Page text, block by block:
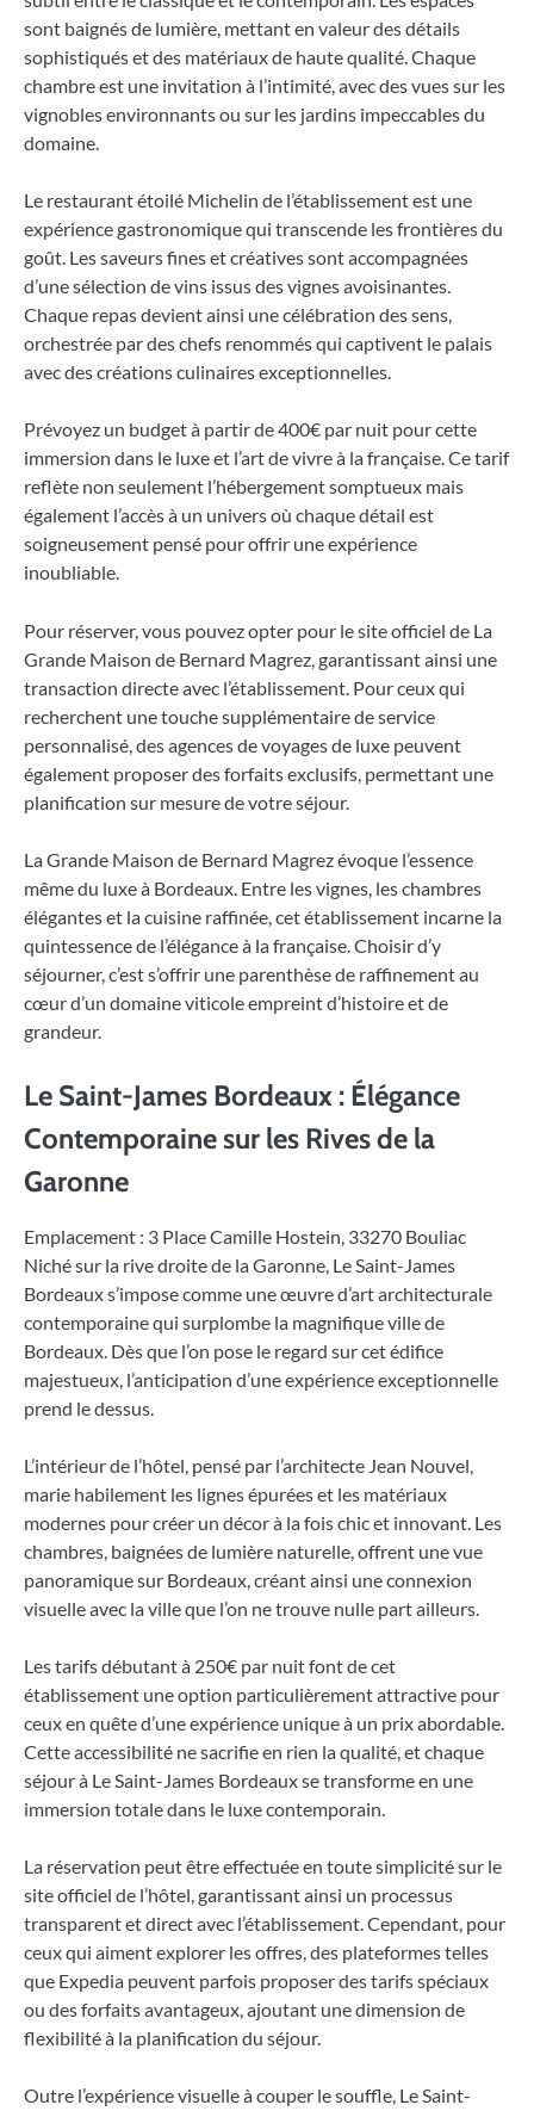
sont baignés de lumière, mettant en valeur des détails
sophistiqués et des matériaux de haute qualité. Chaque
chambre est une invitation à l’intimité, avec des vues sur les
vignobles environnants ou sur les jardins impeccables du
domaine.
Le restaurant étoilé Michelin de l’établissement est une
expérience gastronomique qui transcende les frontières du
goût. Les saveurs fines et créatives sont accompagnées
d’une sélection de vins issus des vignes avoisinantes.
Chaque repas devient ainsi une célébration des sens,
orchestrée par des chefs renommés qui captivent le palais
avec des créations culinaires exceptionnelles.
Prévoyez un budget à partir de 400€ par nuit pour cette
immersion dans le luxe et l’art de vivre à la française. Ce tarif
reflète non seulement l’hébergement somptueux mais
également l’accès à un univers où chaque détail est
soigneusement pensé pour offrir une expérience
inoubliable.
Pour réserver, vous pouvez opter pour le site officiel de La
Grande Maison de Bernard Magrez, garantissant ainsi une
transaction directe avec l’établissement. Pour ceux qui
recherchent une touche supplémentaire de service
personnalisé, des agences de voyages de luxe peuvent
également proposer des forfaits exclusifs, permettant une
planification sur mesure de votre séjour.
La Grande Maison de Bernard Magrez évoque l’essence
même du luxe à Bordeaux. Entre les vignes, les chambres
élégantes et la cuisine raffinée, cet établissement incarne la
quintessence de l’élégance à la française. Choisir d’y
séjourner, c’est s’offrir une parenthèse de raffinement au
cœur d’un domaine viticole empreint d’histoire et de
grandeur.
Le Saint-James Bordeaux : Élégance
Contemporaine sur les Rives de la
Garonne
Emplacement : 3 Place Camille Hostein, 33270 Bouliac
Niché sur la rive droite de la Garonne, Le Saint-James
Bordeaux s’impose comme une œuvre d’art architecturale
contemporaine qui surplombe la magnifique ville de
Bordeaux. Dès que l’on pose le regard sur cet édifice
majestueux, l’anticipation d’une expérience exceptionnelle
prend le dessus.
L’intérieur de l’hôtel, pensé par l’architecte Jean Nouvel,
marie habilement les lignes épurées et les matériaux
modernes pour créer un décor à la fois chic et innovant. Les
chambres, baignées de lumière naturelle, offrent une vue
panoramique sur Bordeaux, créant ainsi une connexion
visuelle avec la ville que l’on ne trouve nulle part ailleurs.
Les tarifs débutant à 250€ par nuit font de cet
établissement une option particulièrement attractive pour
ceux en quête d’une expérience unique à un prix abordable.
Cette accessibilité ne sacrifie en rien la qualité, et chaque
séjour à Le Saint-James Bordeaux se transforme en une
immersion totale dans le luxe contemporain.
La réservation peut être effectuée en toute simplicité sur le
site officiel de l’hôtel, garantissant ainsi un processus
transparent et direct avec l’établissement. Cependant, pour
ceux qui aiment explorer les offres, des plateformes telles
que Expedia peuvent parfois proposer des tarifs spéciaux
ou des forfaits avantageux, ajoutant une dimension de
flexibilité à la planification du séjour.
Outre l’expérience visuelle à couper le souffle, Le Saint-